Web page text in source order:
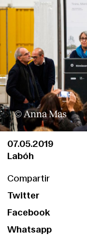
© Anna Mas
07.05.2019
Labóh
Compartir
Twitter
Facebook
Whatsapp